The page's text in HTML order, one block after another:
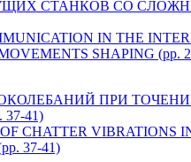
СТАНКОВ СО
IN THE
SHAPING (pp.
ПРИ
41)
OF CHATTER
37-41)